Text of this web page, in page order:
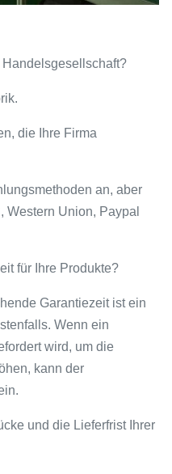
die Ihre Firma
an, aber
Western Union, Paypal
für Ihre Produkte?
Garantiezeit ist ein
Wenn ein
wird, um die
kann der
und die Lieferfrist Ihrer